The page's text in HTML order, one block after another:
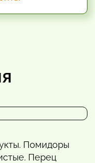
Помидоры
Перец